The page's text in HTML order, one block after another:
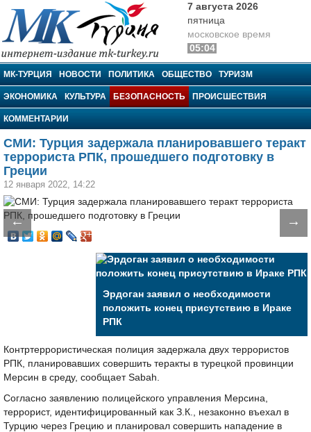
МК-Турция
7 августа 2026
пятница
московское время
05:04
МК-ТУРЦИЯ НОВОСТИ ПОЛИТИКА ОБЩЕСТВО ТУРИЗМ
ЭКОНОМИКА КУЛЬТУРА БЕЗОПАСНОСТЬ ПРОИСШЕСТВИЯ
КОММЕНТАРИИ
СМИ: Турция задержала планировавшего теракт
террориста РПК, прошедшего подготовку в
Греции
12 января 2022, 14:22
← →
Эрдоган заявил о необходимости
положить конец присутствию в Ираке
РПК
Контртеррористическая полиция задержала двух террористов
РПК, планировавших совершить теракты в турецкой провинции
Мерсин в среду, сообщает Sabah.
Согласно заявлению полицейского управления Мерсина,
террорист, идентифицированный как З.К., незаконно въехал в
Турцию через Грецию и планировал совершить нападение в